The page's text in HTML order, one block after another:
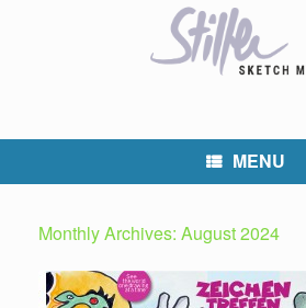
MENU
Monthly Archives: August 2024